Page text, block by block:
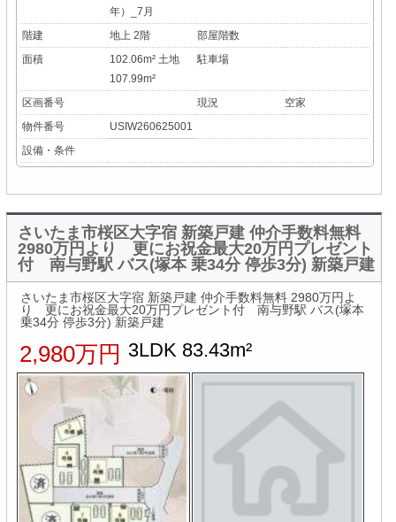
年）_7月
階建
地上 2階
部屋階数
面積
102.06m² 土地
107.99m²
駐車場
区画番号 現況
空家
物件番号
USIW260625001
設備・条件
さいたま市桜区大字宿 新築戸建 仲介手数料無料
2980万円より 更にお祝金最大20万円プレゼント
付 南与野駅 バス(塚本 乗34分 停歩3分) 新築戸建
さいたま市桜区大字宿 新築戸建 仲介手数料無料 2980万円よ
り 更にお祝金最大20万円プレゼント付 南与野駅 バス(塚本
乗34分 停歩3分) 新築戸建
2,980万円 3LDK 83.43m²